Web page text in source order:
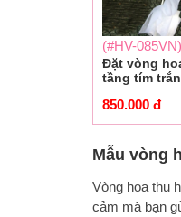
(#HV-085VN)
Đặt vòng
tầng tím
850.000 đ
Mẫu vòng
Vòng hoa thu
cảm mà bạn